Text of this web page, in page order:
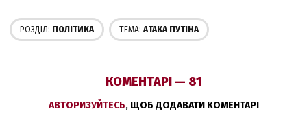
РОЗДІЛ: ПОЛІТИКА ТЕМА: AТАКА ПУТІНА
КОМЕНТАРІ — 81
АВТОРИЗУЙТЕСЬ, ЩОБ ДОДАВАТИ КОМЕНТАРІ